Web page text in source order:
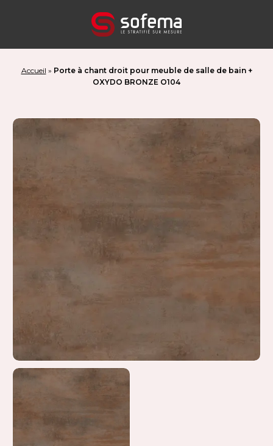
Accueil » Porte à chant droit pour meuble de salle de bain +
OXYDO BRONZE O104